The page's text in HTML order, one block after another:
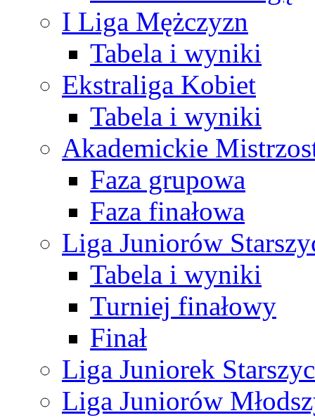
I Liga Mężczyzn
Tabela i wyniki
Ekstraliga Kobiet
Tabela i wyniki
Akademickie
Faza grupowa
Faza finałowa
Liga Juniorów
Tabela i wyniki
Turniej finałowy
Finał
Liga Juniorek
Liga Juniorów